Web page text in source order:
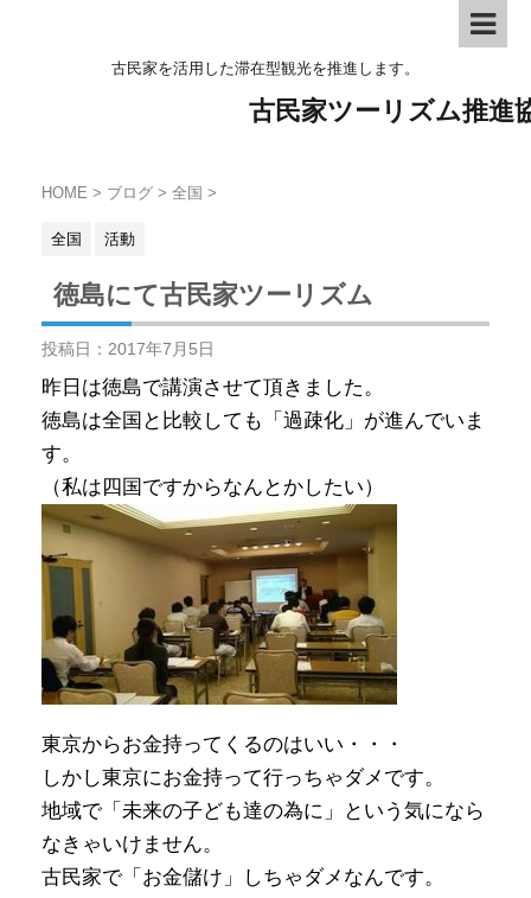
古民家を活用した滞在型観光を推進します。
古民家ツーリズム推進
HOME > ブログ > 全国 >
全国 活動
徳島にて古民家ツーリズム
投稿日： 2017年7月5日
昨日は徳島で講演させて頂きました。
徳島は全国と比較しても「過疎化」が進んでいま
す。
（私は四国ですからなんとかしたい）
東京からお金持ってくるのはいい・・・
しかし東京にお金持って行っちゃダメです。
地域で「未来の子ども達の為に」という気になら
なきゃいけません。
古民家で「お金儲け」しちゃダメなんです。